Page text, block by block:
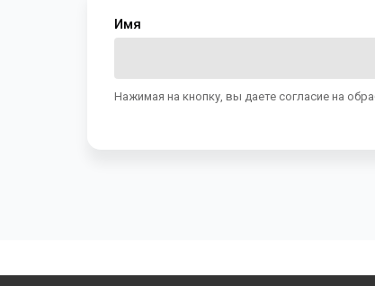
Имя
Нажимая на кнопку, вы даете согласие на